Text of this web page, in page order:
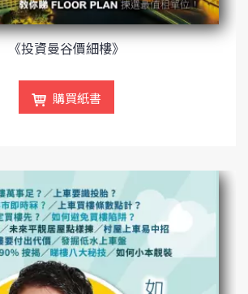
《投資曼谷價細樓》
購買紙書